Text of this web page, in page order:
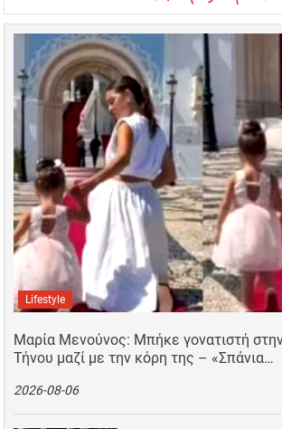
Lifestyle
Μαρία Μενούνος: Μπήκε γονατιστή
Τήνου μαζί με την κόρη της – «Σπάνια…
2026-08-06